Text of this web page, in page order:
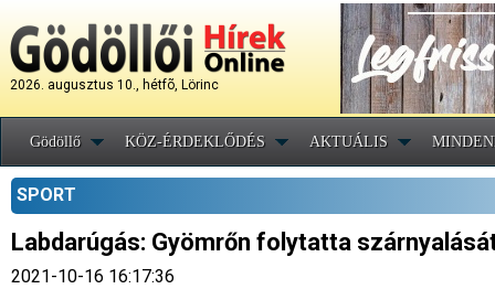
2026. augusztus 10., hétfõ, Lörinc
Gödöllő KÖZ-ÉRDEKLŐDÉS AKTUÁLIS
SPORT
Labdarúgás: Gyömrőn folytatta
2021-10-16 16:17:36